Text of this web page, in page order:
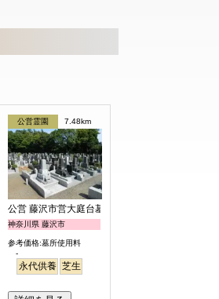
デザイン 桜 バリアフリー
公営霊園 7.48km
公営 藤沢市営大庭台墓園
神奈川県 藤沢市
参考価格:墓所使用料
-
永代供養 芝生